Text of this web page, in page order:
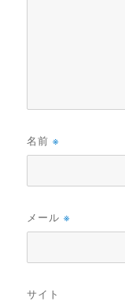
名前※
メール※
サイト